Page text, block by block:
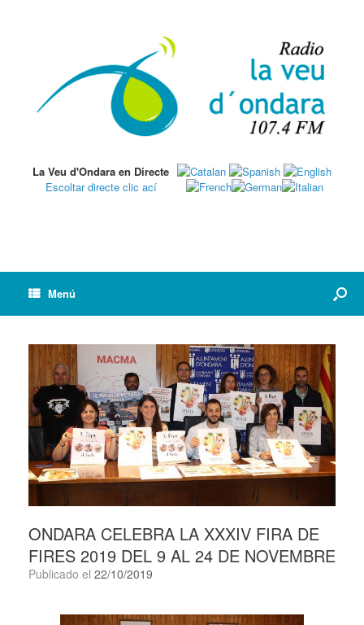
La Veu d'Ondara en Directe
Escoltar directe clic ací
Menú
ONDARA CELEBRA LA XXXIV FIRA DE
FIRES 2019 DEL 9 AL 24 DE NOVEMBRE
Publicado el 22/10/2019